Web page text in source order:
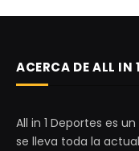
ACERCA DE ALL IN
All in 1 Deportes es
se lleva toda la